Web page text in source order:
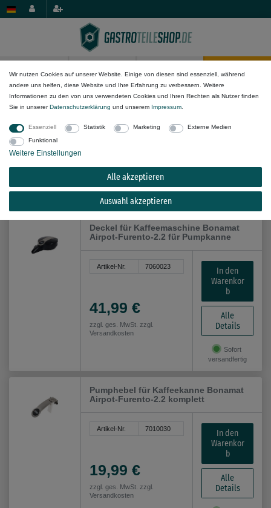
Mechanik-Komponenten Sonstiges
Alle Filteroptionen anzeigen (10)
Deckel für Kaffeemaschine Bonamat
Airpot-Furento-2.2 für Pumpkanne
Artikel-Nr. 7060023
41,99 €
zzgl. ges. MwSt. zzgl.
Versandkosten
In den
Warenkor
b
Alle
Details
Sofort
versandfertig
Pumphebel für Kaffeekanne Bonamat
Airpot-Furento-2.2 komplett
Artikel-Nr. 7010030
19,99 €
zzgl. ges. MwSt. zzgl.
Versandkosten
In den
Warenkor
b
Alle
Details
Wir nutzen Cookies auf unserer Website. Einige von diesen sind essenziell, während
andere uns helfen, diese Website und Ihre Erfahrung zu verbessern. Weitere
Informationen zu den von uns verwendeten Cookies und Ihren Rechten als Nutzer finden
Sie in unsererDaten­schutz­erklärung und unserem Impressum
Essenziell Statistik Marketing
Externe Medien
Funktional
Weitere Einstellungen
Alle akzeptieren
Auswahl akzeptieren